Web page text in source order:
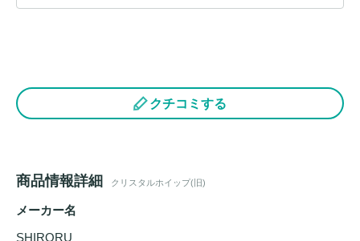
クチコミする
商品情報詳細 クリスタルホイップ(旧)
メーカー名
SHIRORU